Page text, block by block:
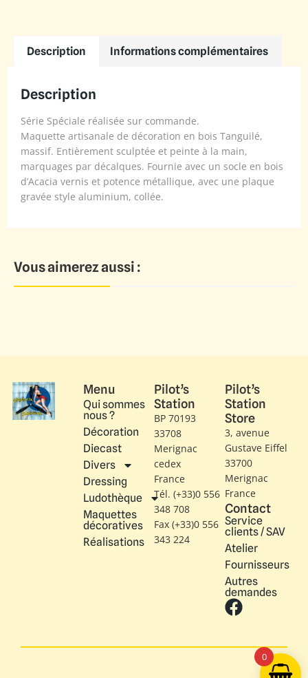
Description Informations complémentaires
Description
Série Spéciale réalisée sur commande.
Maquette artisanale de décoration en bois Tanguilé,
massif. Entièrement sculptée et peinte à la main,
marquages par décalques. Fournie avec un socle en bois
d’Acacia vernis et potence métallique, avec une plaque
gravée style aluminium, collée.
Vous aimerez aussi :
Menu
Qui sommes
nous ?
Décoration
Diecast
Divers
Dressing
Ludothèque
Maquettes
décoratives
Réalisations
Pilot’s
Station
BP 70193
33708
Merignac
cedex
France
Tél. (+33)0 556
348 708
Fax (+33)0 556
343 224
Pilot’s
Station
Store
3, avenue
Gustave Eiffel​
33700
Merignac
France
Contact
Service
clients / SAV
Atelier
Fournisseurs
Autres
demandes
0